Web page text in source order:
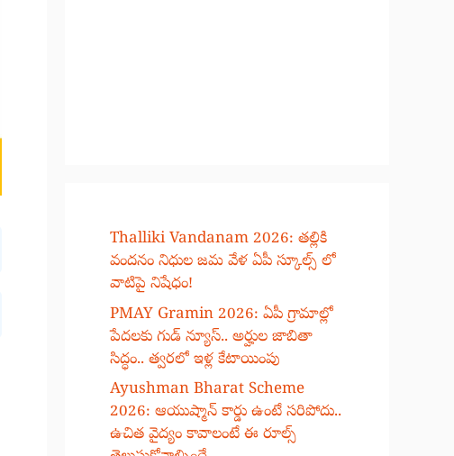
Thalliki Vandanam 2026: తల్లికి
వందనం నిధుల జమ వేళ ఏపీ స్కూల్స్ లో
వాటిపై నిషేధం!
PMAY Gramin 2026: ఏపీ గ్రామాల్లో
పేదలకు గుడ్ న్యూస్.. అర్హుల జాబితా
సిద్ధం.. త్వరలో ఇళ్ల కేటాయింపు
Ayushman Bharat Scheme
2026: ఆయుష్మాన్ కార్డు ఉంటే సరిపోదు..
ఉచిత వైద్యం కావాలంటే ఈ రూల్స్